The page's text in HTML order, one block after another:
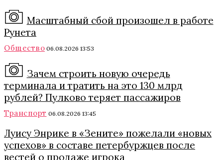
Масштабный сбой произошел в работе
Рунета
Общество 06.08.2026 13:53
Зачем строить новую очередь
терминала и тратить на это 130 млрд
рублей? Пулково теряет пассажиров
Транспорт 06.08.2026 13:45
Луису Энрике в «Зените» пожелали «новых
успехов» в составе петербуржцев после
вестей о продаже игрока